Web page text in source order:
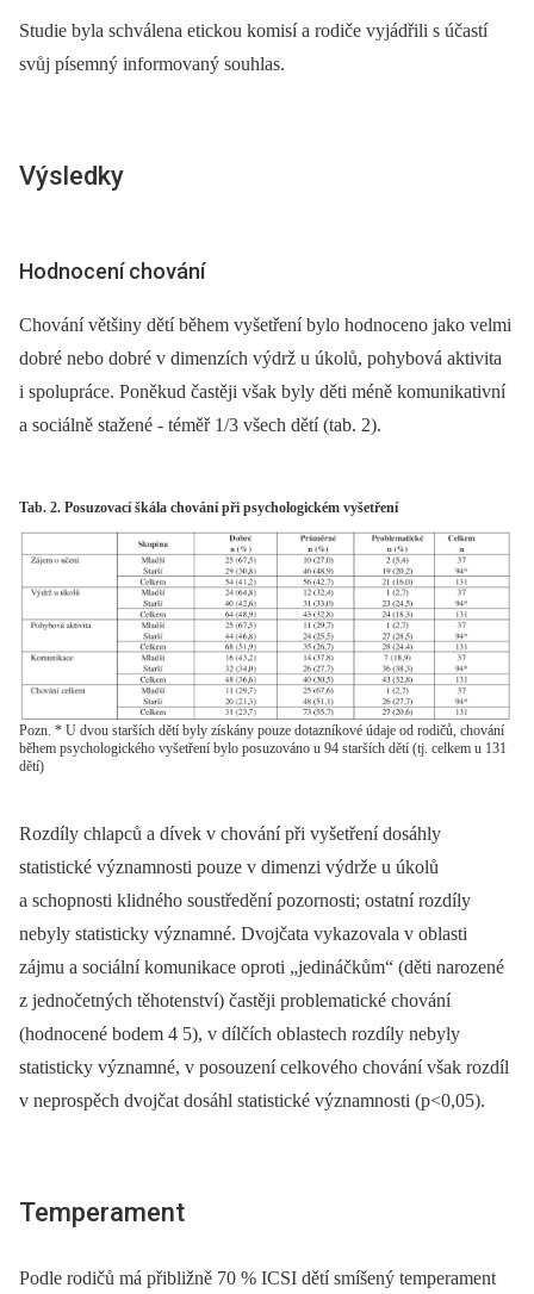
Studie byla schválena etickou komisí a rodiče vyjádřili s účastí
svůj písemný informovaný souhlas.
Výsledky
Hodnocení chování
Chování většiny dětí během vyšetření bylo hodnoceno jako velmi
dobré nebo dobré v dimenzích výdrž u úkolů, pohybová aktivita
i spolupráce. Poněkud častěji však byly děti méně komunikativní
a sociálně stažené -⁠ téměř 1/3 všech dětí (tab. 2).
Tab. 2. Posuzovací škála chování při psychologickém vyšetření
Pozn. * U dvou starších dětí byly získány pouze dotazníkové údaje od rodičů, chování
během psychologického vyšetření bylo posuzováno u 94 starších dětí (tj. celkem u 131
dětí)
Rozdíly chlapců a dívek v chování při vyšetření dosáhly
statistické významnosti pouze v dimenzi výdrže u úkolů
a schopnosti klidného soustředění pozornosti; ostatní rozdíly
nebyly statisticky významné. Dvojčata vykazovala v oblasti
zájmu a sociální komunikace oproti „jedináčkům“ (děti narozené
z jednočetných těhotenství) častěji problematické chování
(hodnocené bodem 4 5), v dílčích oblastech rozdíly nebyly
statisticky významné, v posouzení celkového chování však rozdíl
v neprospěch dvojčat dosáhl statistické významnosti (p<0,05).
Temperament
Podle rodičů má přibližně 70 % ICSI dětí smíšený temperament